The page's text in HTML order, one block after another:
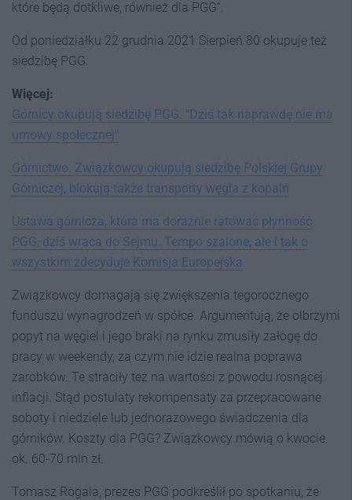
które będą dotkliwe, również dla PGG”.
Od poniedziałku 22 grudnia 2021 Sierpień 80 okupuje też
siedzibę PGG.
Więcej:
Górnicy okupują siedzibę PGG. "Dziś tak naprawdę nie ma
umowy społecznej"
Górnictwo. Związkowcy okupują siedzibę Polskiej Grupy
Górniczej, blokują także transporty węgla z kopalń
Ustawa górnicza, która ma doraźnie ratować płynność
PGG, dziś wraca do Sejmu. Tempo szalone, ale i tak o
wszystkim zdecyduje Komisja Europejska
Związkowcy domagają się zwiększenia tegorocznego
funduszu wynagrodzeń w spółce. Argumentują, że olbrzymi
popyt na węgiel i jego braki na rynku zmusiły załogę do
pracy w weekendy, za czym nie idzie realna poprawa
zarobków. Te straciły też na wartości z powodu rosnącej
inflacji. Stąd postulaty rekompensaty za przepracowane
soboty i niedziele lub jednorazowego świadczenia dla
górników. Koszty dla PGG? Związkowcy mówią o kwocie
ok. 60-70 mln zł.
Tomasz Rogala, prezes PGG podkreślił po spotkaniu, że